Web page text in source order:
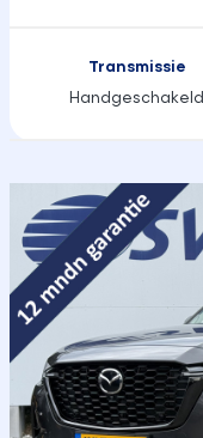
Transmissie
Handgeschakeld